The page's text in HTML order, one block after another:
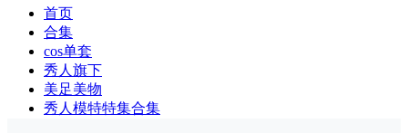
首页
合集
cos单套
秀人旗下
美足美物
秀人模特特集合集